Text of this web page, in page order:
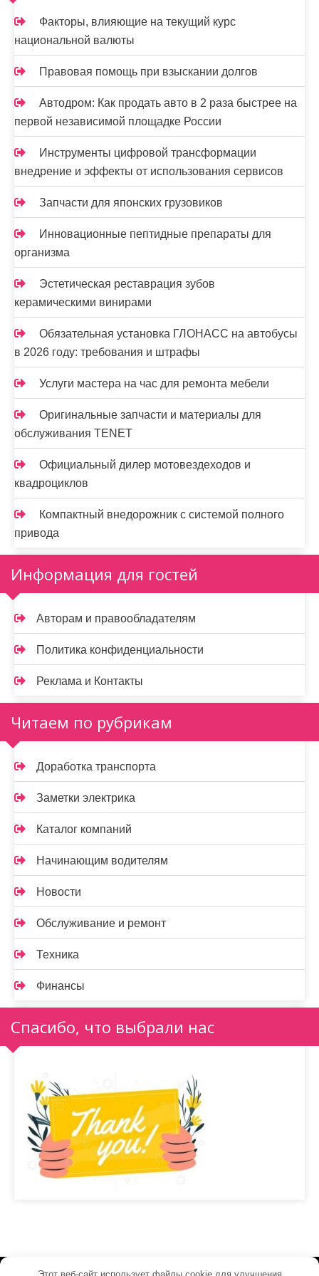
и
с
я
м
Факторы, влияющие на текущий курс
национальной валюты
Правовая помощь при взыскании долгов
Автодром: Как продать авто в 2 раза быстрее на
первой независимой площадке России
Инструменты цифровой трансформации
внедрение и эффекты от использования сервисов
Запчасти для японских грузовиков
Инновационные пептидные препараты для
организма
Эстетическая реставрация зубов
керамическими винирами
Обязательная установка ГЛОНАСС на автобусы
в 2026 году: требования и штрафы
Услуги мастера на час для ремонта мебели
Оригинальные запчасти и материалы для
обслуживания TENET
Официальный дилер мотовездеходов и
квадроциклов
Компактный внедорожник с системой полного
привода
Информация для гостей
Авторам и правообладателям
Политика конфиденциальности
Реклама и Контакты
Читаем по рубрикам
Доработка транспорта
Заметки электрика
Каталог компаний
Начинающим водителям
Новости
Обслуживание и ремонт
Техника
Финансы
Спасибо, что выбрали нас